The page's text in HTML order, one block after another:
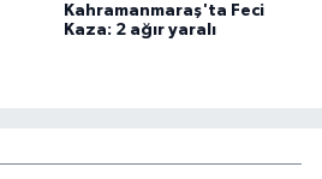
Kahramanmaraş'ta Feci
Kaza: 2 ağır yaralı